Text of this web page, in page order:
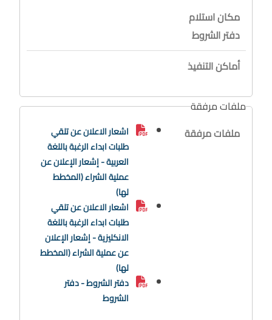
مكان استلام
دفتر الشروط
أماكن التنفيذ
ملفات مرفقة
ملفات مرفقة
اشعار الاعلان عن تلقي
طلبات ابداء الرغبة باللغة
العربية - إشعار الإعلان عن
عملية الشراء (المخطط
لها)
اشعار الاعلان عن تلقي
طلبات ابداء الرغبة باللغة
الانكليزية - إشعار الإعلان
عن عملية الشراء (المخطط
لها)
دفتر الشروط - دفتر
الشروط